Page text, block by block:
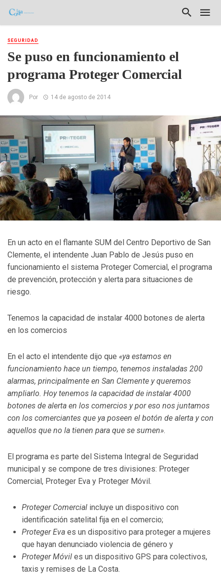
SEGURIDAD
Se puso en funcionamiento el
programa Proteger Comercial
Por 14 de agosto de 2014
En un acto en el flamante SUM del Centro Deportivo de San
Clemente, el intendente Juan Pablo de Jesús puso en
funcionamiento el sistema Proteger Comercial, el programa
de prevención, protección y alerta para situaciones de
riesgo.
Tenemos la capacidad de instalar 4000 botones de alerta
en los comercios
En el acto el intendente dijo que «ya estamos en
funcionamiento hace un tiempo, tenemos instaladas 200
alarmas, principalmente en San Clemente y queremos
ampliarlo. Hoy tenemos la capacidad de instalar 4000
botones de alerta en los comercios y por eso nos juntamos
con los comerciantes que ya poseen el botón de alerta y con
aquellos que no la tienen para que se sumen».
El programa es parte del Sistema Integral de Seguridad
municipal y se compone de tres divisiones: Proteger
Comercial, Proteger Eva y Proteger Móvil.
Proteger Comercialincluye un dispositivo con
identificación satelital fija en el comercio;
Proteger Eva es un dispositivo para proteger a mujeres
que hayan denunciado violencia de género y
Proteger Móvil es un dispositivo GPS para colectivos,
taxis y remises de La Costa.